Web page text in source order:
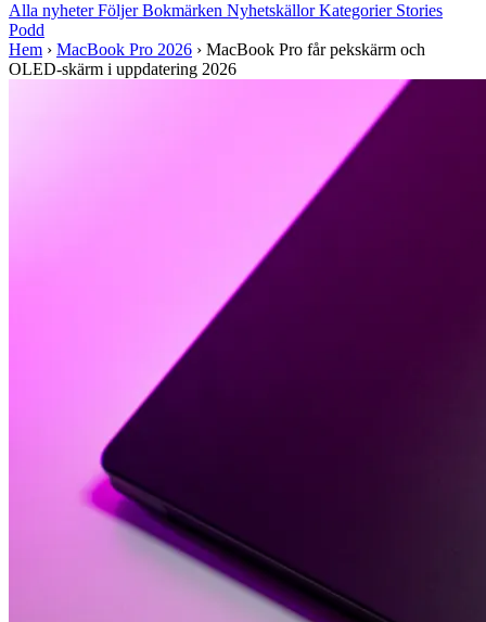
Alla nyheterFöljerBokmärken NyhetskällorKategorier Stories
Podd
Hem › MacBook Pro 2026 › MacBook Pro får pekskärm och
OLED-skärm i uppdatering 2026